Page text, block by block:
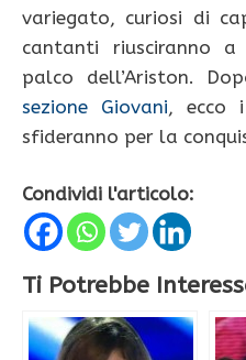
variegato, curiosi di
cantanti riusciranno
palco dell’Ariston.
sezione Giovani, ecco
sfideranno per la
Condividi l'articolo:
Ti Potrebbe